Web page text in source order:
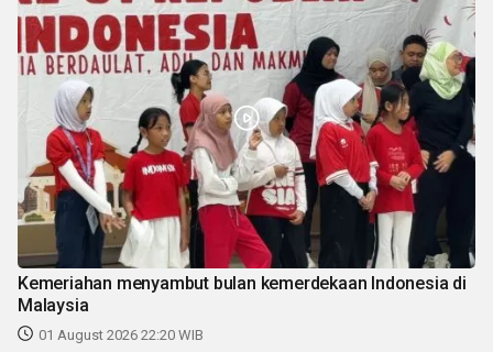
Kemeriahan menyambut bulan kemerdekaan Indonesia di
Malaysia
01 August 2026 22:20 WIB